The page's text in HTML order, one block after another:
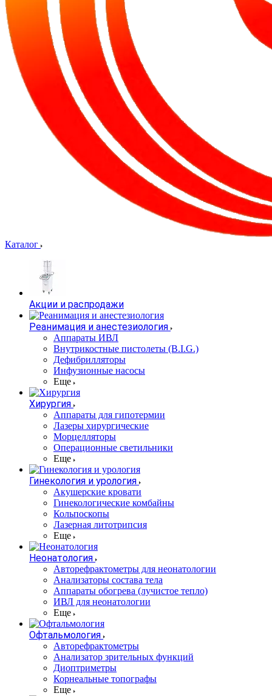
Каталог
Акции и распродажи
Реанимация и анестезиология
Аппараты ИВЛ
Внутрикостные пистолеты (B.I.G.)
Дефибрилляторы
Инфузионные насосы
Еще
Хирургия
Аппараты для гипотермии
Лазеры хирургические
Морцелляторы
Операционные светильники
Еще
Гинекология и урология
Акушерские кровати
Гинекологические комбайны
Кольпоскопы
Лазерная литотрипсия
Еще
Неонатология
Авторефрактометры для неонатологии
Анализаторы состава тела
Аппараты обогрева (лучистое тепло)
ИВЛ для неонатологии
Еще
Офтальмология
Авторефрактометры
Анализатор зрительных функций
Диоптриметры
Корнеальные топографы
Еще